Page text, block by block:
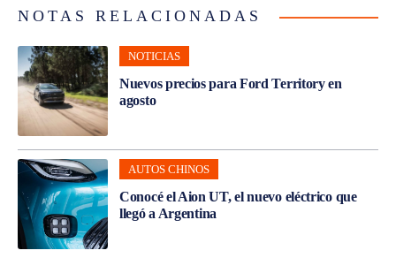
NOTAS RELACIONADAS
NOTICIAS
Nuevos precios para Ford Territory en
agosto
AUTOS CHINOS
Conocé el Aion UT, el nuevo eléctrico que
llegó a Argentina